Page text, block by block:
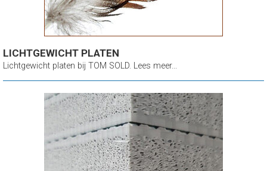
LICHTGEWICHT PLATEN
Lichtgewicht platen bij TOM SOLD. Lees meer...